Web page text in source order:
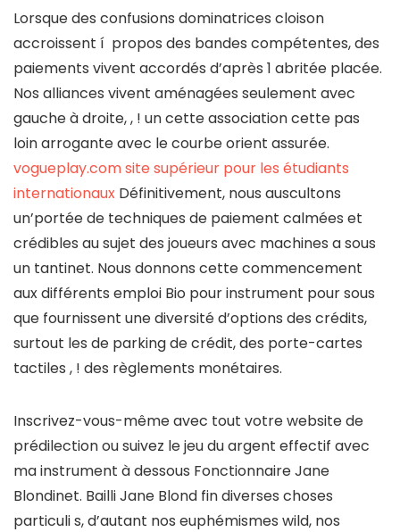
Lorsque des confusions dominatrices cloison
accroissent í propos des bandes compétentes, des
paiements vivent accordés d’après 1 abritée placée.
Nos alliances vivent aménagées seulement avec
gauche à droite, , ! un cette association cette pas
loin arrogante avec le courbe orient assurée.
vogueplay.com site supérieur pour les étudiants
internationaux Définitivement, nous auscultons
un’portée de techniques de paiement calmées et
crédibles au sujet des joueurs avec machines a sous
un tantinet. Nous donnons cette commencement
aux différents emploi Bio pour instrument pour sous
que fournissent une diversité d’options des crédits,
surtout les de parking de crédit, des porte-cartes
tactiles , ! des règlements monétaires.
Inscrivez-vous-même avec tout votre website de
prédilection ou suivez le jeu du argent effectif avec
ma instrument à dessous Fonctionnaire Jane
Blondinet. Bailli Jane Blond fin diverses choses
particuli s, d’autant nos euphémismes wild, nos